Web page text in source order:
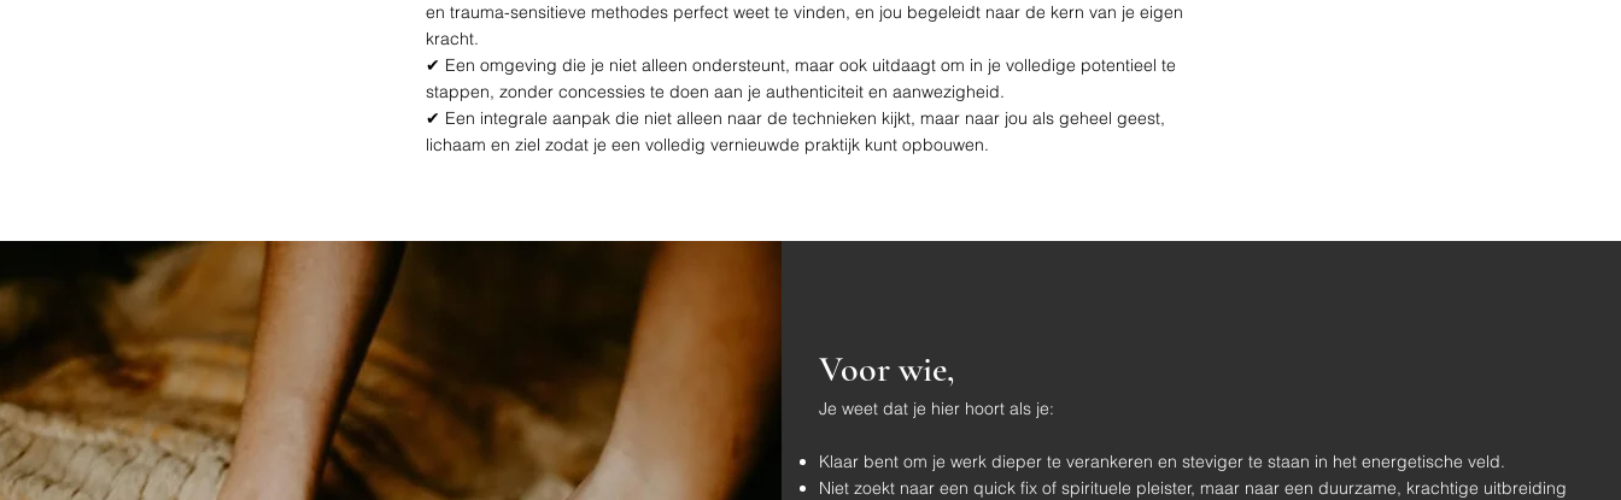
en trauma-sensitieve methodes perfect weet te vinden, en jou begeleidt naar de kern van je eigen
kracht.
✔ Een omgeving die je niet alleen ondersteunt, maar ook uitdaagt om in je volledige potentieel te
stappen, zonder concessies te doen aan je authenticiteit en aanwezigheid.
✔ Een integrale aanpak die niet alleen naar de technieken kijkt, maar naar jou als geheel geest,
lichaam en ziel zodat je een volledig vernieuwde praktijk kunt opbouwen.
Voor wie,
Je weet dat je hier hoort als je:
Klaar bent om je werk dieper te verankeren en steviger te staan in het energetische veld.
Niet zoekt naar een quick fix of spirituele pleister, maar naar een duurzame, krachtige uitbreiding